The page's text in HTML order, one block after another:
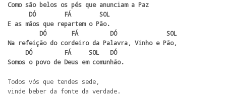
Como são belos os pés que anunciam a Paz
E as mãos que repartem o Pão.
Na refeição do cordeiro da Palavra, Vinho e Pão,
Somos o povo de Deus em comunhão.
Todos vós que tendes sede,
vinde beber da fonte da verdade.